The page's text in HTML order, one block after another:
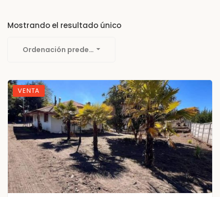
Mostrando el resultado único
Ordenación predeterminada
VENTA